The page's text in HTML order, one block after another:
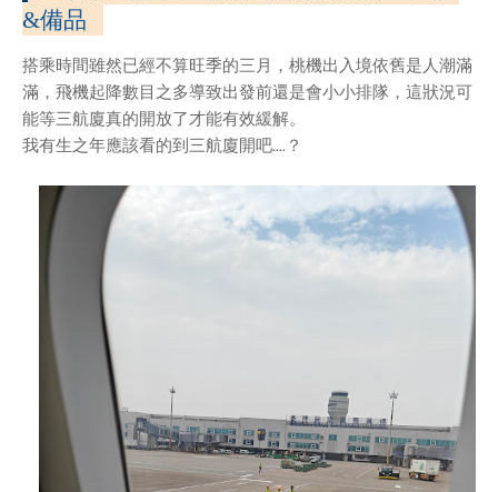
&備品
搭乘時間雖然已經不算旺季的三月，桃機出入境依舊是人潮滿
滿，飛機起降數目之多導致出發前還是會小小排隊，這狀況可
能等三航廈真的開放了才能有效緩解。
我有生之年應該看的到三航廈開吧....？